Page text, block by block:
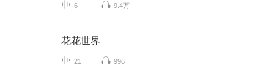
6 9.4万
花花世界
21 996